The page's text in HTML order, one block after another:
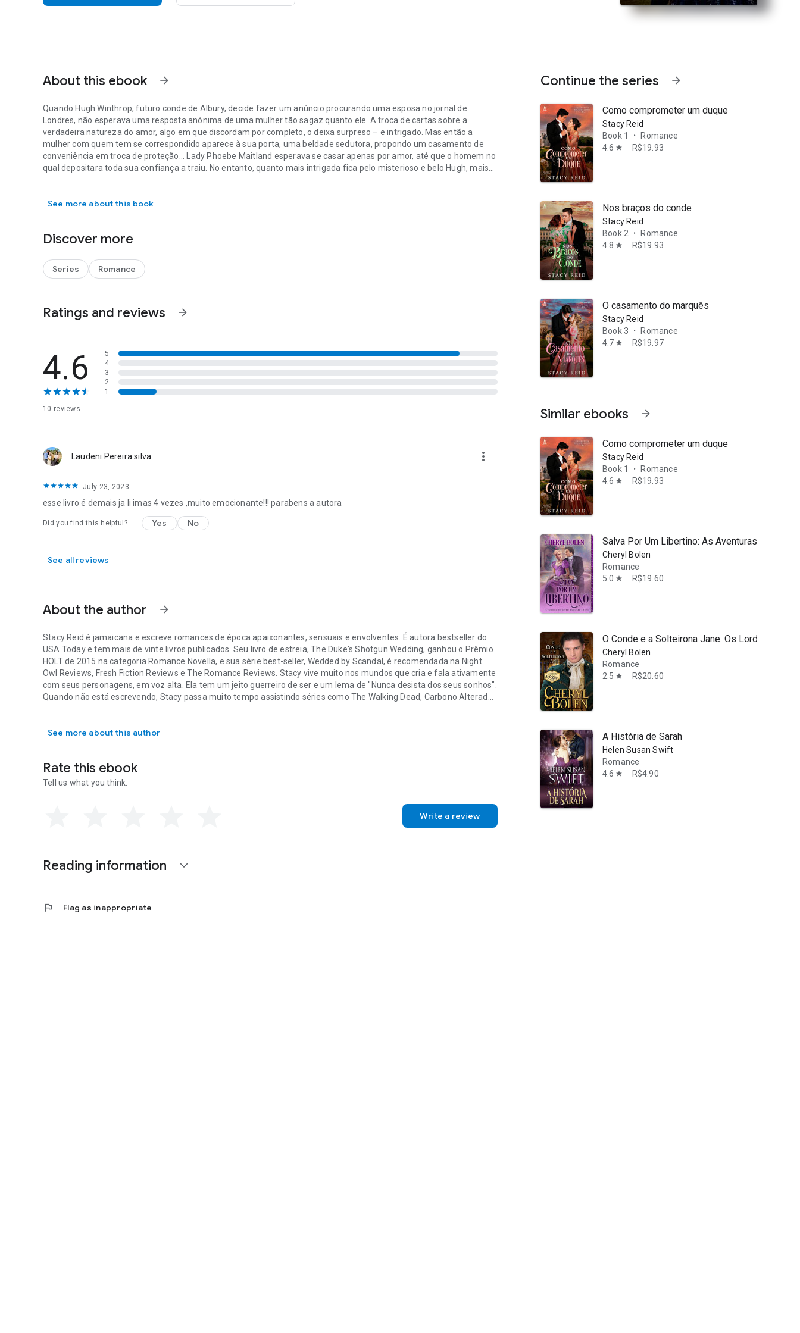
About this ebook arrow_forward
Quando Hugh Winthrop, futuro conde de Albury, decide fazer um anúncio procurando uma esposa no jornal de
Londres, não esperava uma resposta anônima de uma mulher tão sagaz quanto ele. A troca de cartas sobre a
verdadeira natureza do amor, algo em que discordam por completo, o deixa surpreso – e intrigado. Mas então a
mulher com quem tem se correspondido aparece à sua porta, uma beldade sedutora, propondo um casamento de
conveniência em troca de proteção... Lady Phoebe Maitland esperava se casar apenas por amor, até que o homem no
qual depositara toda sua confiança a traiu. No entanto, quanto mais intrigada fica pelo misterioso e belo Hugh, mais
nem mesmo a força do amor pode ser o bastante para mantê-los juntos.
Quando Hugh Winthrop, futuro conde de Albury, decide fazer um anúncio procurando uma esposa no jornal de Londres, não esperava uma resposta anônima de uma mulher tão sagaz quanto
See more about this book
Discover more
Series Romance
Ratings and reviews arrow_forward
4.6
10 reviews
5
4
3
2
1
Laudeni Pereira silva more_vert
July 23, 2023
esse livro é demais ja li imas 4 vezes ,muito emocionante!!! parabens a autora
Did you find this helpful? Yes No
See all reviews
About the author arrow_forward
Stacy Reid é jamaicana e escreve romances de época apaixonantes, sensuais e envolventes. É autora bestseller do
USA Today e tem mais de vinte livros publicados. Seu livro de estreia, The Duke's Shotgun Wedding, ganhou o Prêmio
HOLT de 2015 na categoria Romance Novella, e sua série best-seller, Wedded by Scandal, é recomendada na Night
Owl Reviews, Fresh Fiction Reviews e The Romance Reviews. Stacy vive muito nos mundos que cria e fala ativamente
com seus personagens, em voz alta. Ela tem um jeito guerreiro de ser e um lema de "Nunca desista dos seus sonhos".
Quando não está escrevendo, Stacy passa muito tempo assistindo séries como The Walking Dead, Carbono Alterado,
Stacy Reid é jamaicana e escreve romances de época apaixonantes, sensuais e envolventes. É autora bestseller do USA Today e tem mais de vinte livros publicados. Seu livro de estreia, The
See more about this author
Rate this ebook
Tell us what you think.
Write a review
Reading information expand_more
flag Flag as inappropriate
Continue the series arrow_forward
Como comprometer um duque
Stacy Reid
Book 1
•
Romance
4.6 star R$19.93
Nos braços do conde
Stacy Reid
Book 2
•
Romance
4.8 star R$19.93
O casamento do marquês
Stacy Reid
Book 3
•
Romance
4.7 star R$19.97
Similar ebooks arrow_forward
Como comprometer um duque
Stacy Reid
Book 1
•
Romance
4.6 star R$19.93
Salva Por Um Libertino: As Aventuras dos
Cheryl Bolen
Romance
5.0 star R$19.60
O Conde e a Solteirona Jane: Os Lordes de
Cheryl Bolen
Romance
2.5 star R$20.60
A História de Sarah
Helen Susan Swift
Romance
4.6 star R$4.90